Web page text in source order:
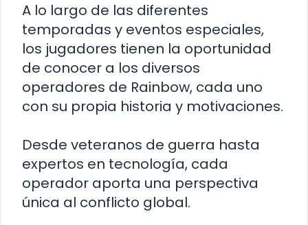
A lo largo de las diferentes
temporadas y eventos especiales,
los jugadores tienen la oportunidad
de conocer a los diversos
operadores de Rainbow, cada uno
con su propia historia y motivaciones.
Desde veteranos de guerra hasta
expertos en tecnología, cada
operador aporta una perspectiva
única al conflicto global.